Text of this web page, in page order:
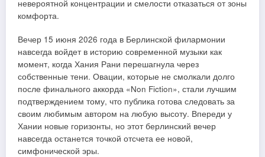
невероятной концентрации и смелости отказаться от зоны
комфорта.
Вечер 15 июня 2026 года в Берлинской филармонии
навсегда войдет в историю современной музыки как
момент, когда Хания Рани перешагнула через
собственные тени. Овации, которые не смолкали долго
после финального аккорда «Non Fiction», стали лучшим
подтверждением тому, что публика готова следовать за
своим любимым автором на любую высоту. Впереди у
Хании новые горизонты, но этот берлинский вечер
навсегда останется точкой отсчета ее новой,
симфонической эры.